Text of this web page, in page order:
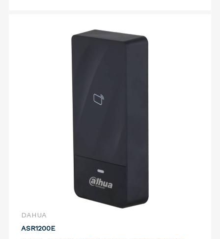
DAHUA
ASR1200E